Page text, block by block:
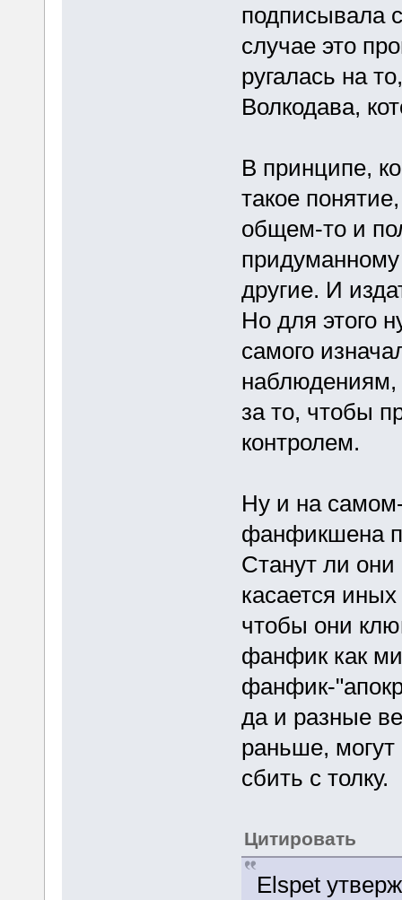
подписывала
случае это
ругалась на
Волкодава,
В принципе,
такое
общем-то и
другие. И
Но для этого
самого
наблюдениям,
за то, чтобы
контролем.
Ну и на
фанфикшена
Станут ли они
касается
чтобы они
фанфик как
фанфик-
да и разные
раньше,
сбить с толку.
Цитировать
Elspet